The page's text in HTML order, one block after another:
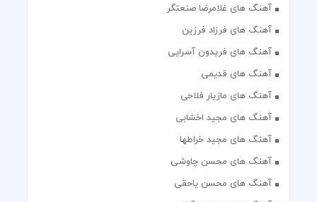
آهنگ های غلامرضا صنعتگر
آهنگ های فرزاد فرزین
آهنگ های فریدون آسرایی
آهنگ های قدیمی
آهنگ های مازیار فلاحی
آهنگ های مجید اخشابی
آهنگ های مجید خراطها
آهنگ های محسن چاوشی
آهنگ های محسن یاحقی